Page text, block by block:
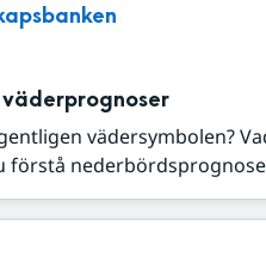
väderprognoser
vädersymbolen?
förstå